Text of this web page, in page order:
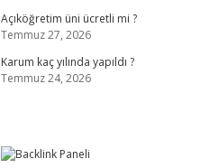
Açıköğretim üni ücretli mi ?
Temmuz 27, 2026
Karum kaç yılında yapıldı ?
Temmuz 24, 2026